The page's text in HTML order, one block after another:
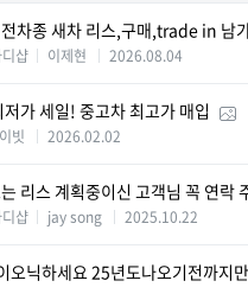
차종 새차 리스,구매,trade in 남
샵 이제현 2026.08.04
가 세일! 중고차 최고가 매입
빗 2026.02.02
리스 계획중이신 고객님 꼭 연락
샵 jay song 2025.10.22
오닉하세요 25년도나오기전까지